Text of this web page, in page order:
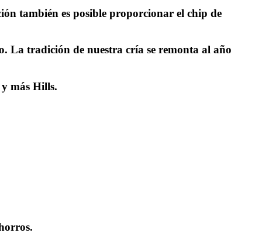
también es posible proporcionar el chip de
La tradición de nuestra cría se remonta al año
más Hills.